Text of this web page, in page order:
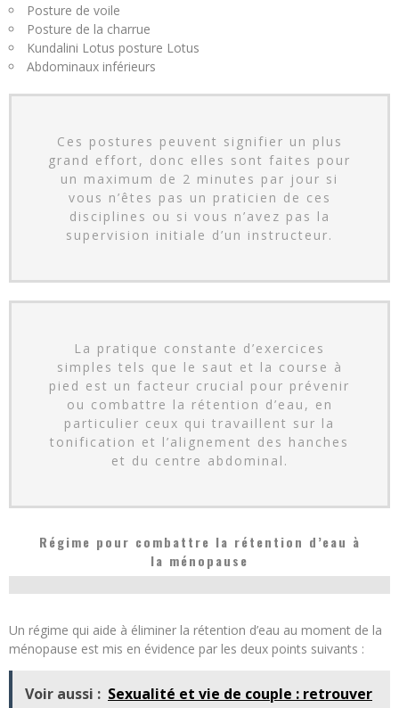
Posture de voile
Posture de la charrue
Kundalini Lotus posture Lotus
Abdominaux inférieurs
Ces postures peuvent signifier un plus
grand effort, donc elles sont faites pour
un maximum de 2 minutes par jour si
vous n’êtes pas un praticien de ces
disciplines ou si vous n’avez pas la
supervision initiale d’un instructeur.
La pratique constante d’exercices
simples tels que le saut et la course à
pied est un facteur crucial pour prévenir
ou combattre la rétention d’eau, en
particulier ceux qui travaillent sur la
tonification et l’alignement des hanches
et du centre abdominal.
Régime pour combattre la rétention d’eau à
la ménopause
Un régime qui aide à éliminer la rétention d’eau au moment de la
ménopause est mis en évidence par les deux points suivants :
Voir aussi : Sexualité et vie de couple : retrouver